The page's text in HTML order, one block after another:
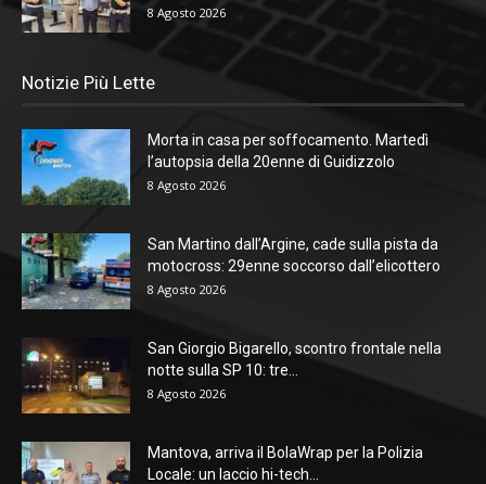
8 Agosto 2026
Notizie Più Lette
Morta in casa per soffocamento. Martedì
l’autopsia della 20enne di Guidizzolo
8 Agosto 2026
San Martino dall’Argine, cade sulla pista da
motocross: 29enne soccorso dall’elicottero
8 Agosto 2026
San Giorgio Bigarello, scontro frontale nella
notte sulla SP 10: tre...
8 Agosto 2026
Mantova, arriva il BolaWrap per la Polizia
Locale: un laccio hi-tech...